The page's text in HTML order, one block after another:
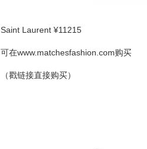
Saint Laurent ¥11215
可在www.matchesfashion.com购买
（戳链接直接购买）